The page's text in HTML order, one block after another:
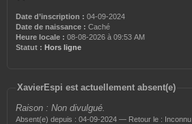
Date d’inscription : 04-09-2024
Date de naissance : Caché
Heure locale : 08-08-2026 à 09:53 AM
Statut : Hors ligne
XavierEspi est actuellement absent(e)
Raison : Non divulgué.
Absent(e) depuis : 04-09-2024 — Retour le : Inconnu